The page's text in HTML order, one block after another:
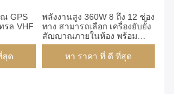
GPS
รล VHF
สุด
พลังงานสูง 360W 8 ถึง 12 ช่อง
ทาง สามารถเลือก เครื่องยับยั้ง
สัญญาณภายในห้อง พร้อม
กล่องเหล็กอัลลูมิเนียมและปาน
ล์ควบคุมระยะไกล
หา ราคา ที่ ดี ที่สุด